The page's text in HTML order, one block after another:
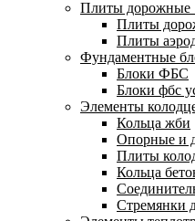
Плиты дорожные
Плиты
Плиты
Фундаментные
Блоки ФБС
Блоки фбс
Элементы
Кольца жби
Опорные и
Плиты
Кольца
Стремянки